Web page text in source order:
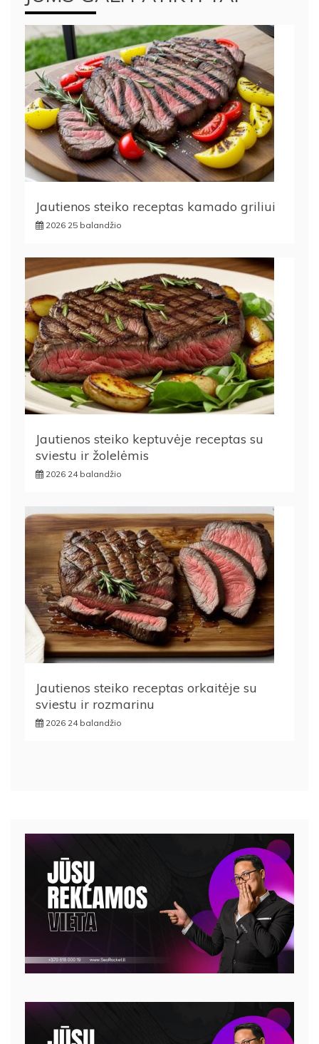
Jautienos steiko receptas kamado griliui
2026 25 balandžio
Jautienos steiko keptuvėje receptas su
sviestu ir žolelėmis
2026 24 balandžio
Jautienos steiko receptas orkaitėje su
sviestu ir rozmarinu
2026 24 balandžio